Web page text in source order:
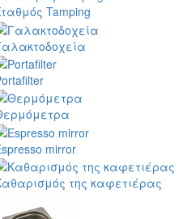
Tamping
mirror
της καφετιέρας